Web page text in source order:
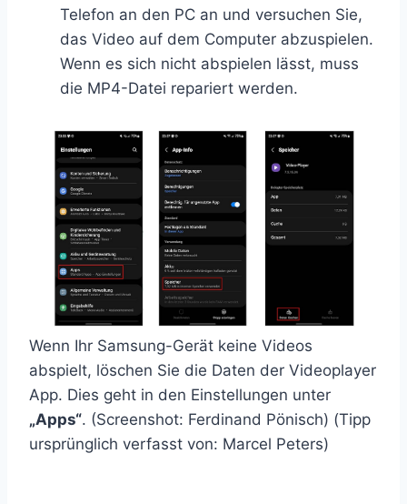
Telefon an den PC an und versuchen Sie,
das Video auf dem Computer abzuspielen.
Wenn es sich nicht abspielen lässt, muss
die MP4-Datei repariert werden.
Wenn Ihr Samsung-Gerät keine Videos
abspielt, löschen Sie die Daten der Videoplayer
App. Dies geht in den Einstellungen unter
„Apps“. (Screenshot: Ferdinand Pönisch) (Tipp
ursprünglich verfasst von: Marcel Peters)